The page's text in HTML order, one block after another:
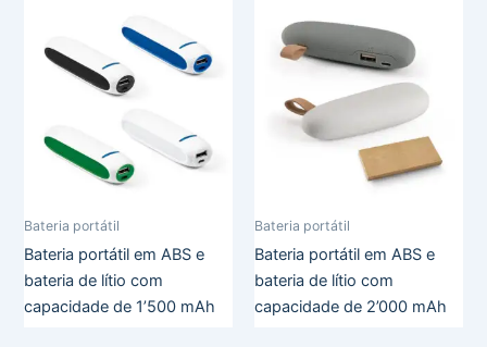
Bateria portátil
Bateria portátil em ABS e
bateria de lítio com
capacidade de 1’500 mAh
Bateria portátil
Bateria portátil em ABS e
bateria de lítio com
capacidade de 2’000 mAh